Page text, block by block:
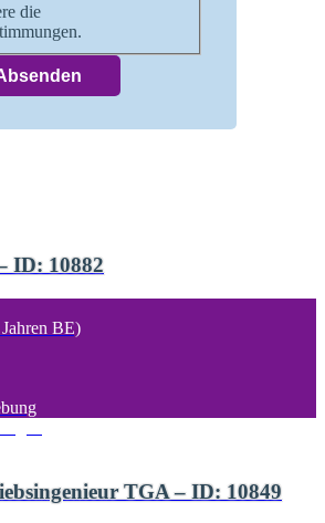
die
ID: 10882
BE)
TGA – ID: 10849